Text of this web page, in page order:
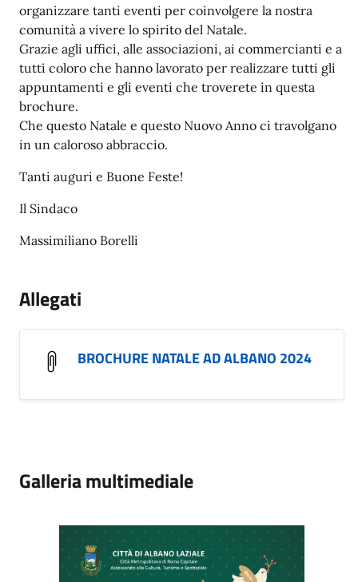
organizzare tanti eventi per coinvolgere la nostra
comunità a vivere lo spirito del Natale.
Grazie agli uffici, alle associazioni, ai commercianti e a
tutti coloro che hanno lavorato per realizzare tutti gli
appuntamenti e gli eventi che troverete in questa
brochure.
Che questo Natale e questo Nuovo Anno ci travolgano
in un caloroso abbraccio.
Tanti auguri e Buone Feste!
Il Sindaco
Massimiliano Borelli
Allegati
BROCHURE NATALE AD ALBANO 2024
Galleria multimediale